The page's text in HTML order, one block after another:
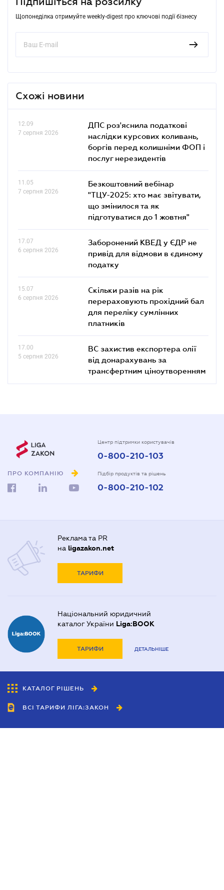
Щопонеділка отримуйте weekly-digest про ключові події бізнесу
Схожі новини
12.09
7 серпня 2026
ДПС роз'яснила податкові
наслідки курсових коливань,
боргів перед колишніми ФОП і
послуг нерезидентів
11.05
7 серпня 2026
Безкоштовний вебінар
"ТЦУ-2025: хто має звітувати,
що змінилося та як
підготуватися до 1 жовтня"
17.07
6 серпня 2026
Заборонений КВЕД у ЄДР не
привід для відмови в єдиному
податку
15.07
6 серпня 2026
Скільки разів на рік
перераховують прохідний бал
для переліку сумлінних
платників
17.00
5 серпня 2026
ВС захистив експортера олії
від донарахувань за
трансфертним ціноутворенням
ПРО КОМПАНІЮ
Центр підтримки користувачів
0-800-210-103
Підбір продуктів та рішень
0-800-210-102
Реклама та PR
на ligazakon.net
ТАРИФИ
Національний юридичний
каталог України Liga:BOOK
ТАРИФИ ДЕТАЛЬНІШЕ
КАТАЛОГ РІШЕНЬ
ВСІ ТАРИФИ ЛІГА:ЗАКОН